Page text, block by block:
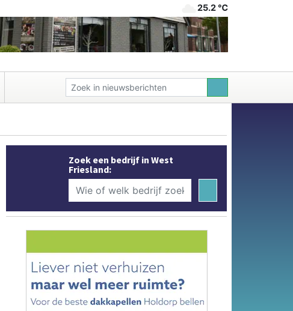
25.2 ℃
Zoek een bedrijf in West
Friesland: